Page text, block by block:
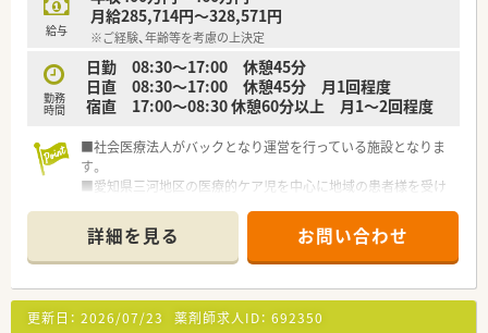
■ 新しいことに挑戦できる企業風土があり調剤業務だけでなく
幅広い視点で医療に関わるやりがいを強く感じられます。
■ 手厚い福利厚生や資格取得支援制度が整っているため自身の
成長を実感しながら安心して長く働くことができます。
給与
月給285,714円～328,571円
※ご経験、年齢等を考慮の上決定
勤務
時間
日勤 08:30～17:00 休憩45分
日直 08:30～17:00 休憩45分 月1回程度
宿直 17:00～08:30 休憩60分以上 月1～2回程度
■社会医療法人がバックとなり運営を行っている施設となりま
す。
■愛知県三河地区の医療的ケア児を中心に地域の患者様を受け
■小児医療にご興味のある方大歓迎です。
■先進的な取り組みなどに携われる大きなチャンスのある法人
です。
詳細を見る お問い合わせ
更新日： 2026/07/23 薬剤師求人ID： 692350